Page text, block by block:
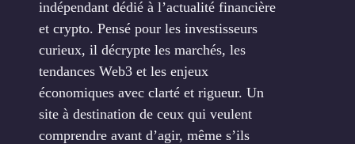
indépendant dédié à l’actualité financière
et crypto. Pensé pour les investisseurs
curieux, il décrypte les marchés, les
tendances Web3 et les enjeux
économiques avec clarté et rigueur. Un
site à destination de ceux qui veulent
comprendre avant d’agir, même s’ils